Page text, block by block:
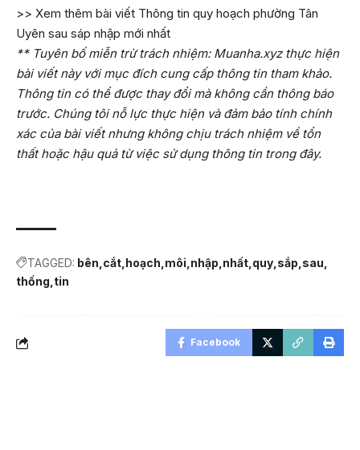
>> Xem thêm bài viết Thông tin quy hoạch phường Tân
Uyên sau sáp nhập mới nhất
** Tuyên bố miễn trừ trách nhiệm: Muanha.xyz thực hiện
bài viết này với mục đích cung cấp thông tin tham khảo.
Thông tin có thể được thay đổi mà không cần thông báo
trước. Chúng tôi nỗ lực thực hiện và đảm bảo tính chính
xác của bài viết nhưng không chịu trách nhiệm về tổn
thất hoặc hậu quả từ việc sử dụng thông tin trong đây.
TAGGED: bên cắt hoạch môi nhập nhất quy sắp sau
thống tin
Facebook